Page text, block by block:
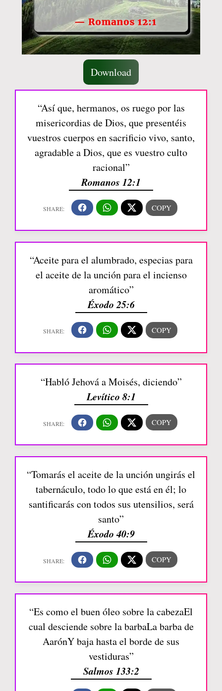
Download
“Así que, hermanos, os ruego por las
misericordias de Dios, que presentéis
vuestros cuerpos en sacrificio vivo, santo,
agradable a Dios, que es vuestro culto
racional”
Romanos 12:1
“Aceite para el alumbrado, especias para
el aceite de la unción para el incienso
aromático”
Éxodo 25:6
“Habló Jehová a Moisés, diciendo”
Levítico 8:1
“Tomarás el aceite de la unción ungirás el
tabernáculo, todo lo que está en él; lo
santificarás con todos sus utensilios, será
santo”
Éxodo 40:9
“Es como el buen óleo sobre la cabezaEl
cual desciende sobre la barbaLa barba de
AarónY baja hasta el borde de sus
vestiduras”
Salmos 133:2